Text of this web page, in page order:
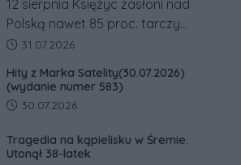
12 sierpnia Księżyc zasłoni nad
Polską nawet 85 proc. tarczy
Słońca. Największe zaćmienie od 27
zachodem.
Data dodania artykułu:
31.07.2026
Hity z Marka Satelity(30.07.2026)
(wydanie numer 583)
Data dodania artykułu:
30.07.2026
Tragedia na kąpielisku w Śremie.
Utonął 38-latek